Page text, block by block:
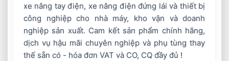
xe nâng tay điện, xe nâng điện đứng lái và thiết bị
công nghiệp cho nhà máy, kho vận và doanh
nghiệp sản xuất. Cam kết sản phẩm chính hãng,
dịch vụ hậu mãi chuyên nghiệp và phụ tùng thay
thế sẵn có - hóa đơn VAT và CO, CQ đầy đủ !